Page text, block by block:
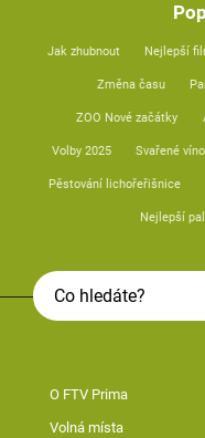
Jak zhubnout Nejlepší
Změna času
ZOO Nové začátky
Volby 2025 Svařené víno
Pěstování lichořeřišnice
Nejlepší
O FTV Prima
Volná místa